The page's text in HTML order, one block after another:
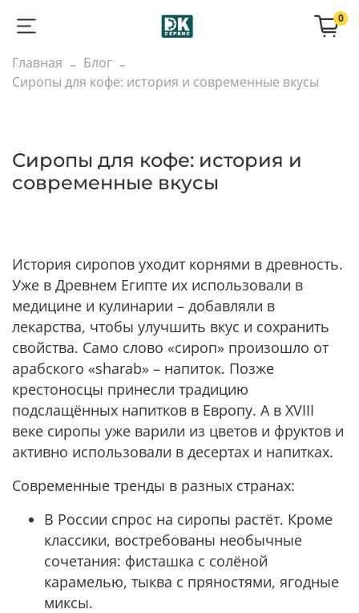
0
Главная
Блог
Сиропы для кофе: история и современные вкусы
Сиропы для кофе: история и
современные вкусы
История сиропов уходит корнями в древность.
Уже в Древнем Египте их использовали в
медицине и кулинарии – добавляли в
лекарства, чтобы улучшить вкус и сохранить
свойства. Само слово «сироп» произошло от
арабского «sharab» – напиток. Позже
крестоносцы принесли традицию
подслащённых напитков в Европу. А в XVIII
веке сиропы уже варили из цветов и фруктов и
активно использовали в десертах и напитках.
Современные тренды в разных странах:
В России спрос на сиропы растёт. Кроме
классики, востребованы необычные
сочетания: фисташка с солёной
карамелью, тыква с пряностями, ягодные
миксы.